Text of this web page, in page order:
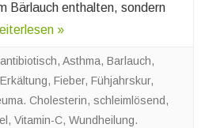
Bärlauch enthalten, sondern
»
antibiotisch, Asthma, Barlauch,
Erkältung, Fieber, Fühjahrskur,
Cholesterin, schleimlösend,
, Vitamin-C, Wundheilung.